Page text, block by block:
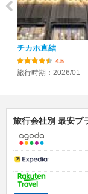
チカホ直結
4.5
旅行時期：2026/01
旅行会社別 最安プ